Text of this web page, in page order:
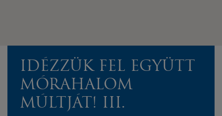
IDÉZZÜK FEL EGYÜTT
MÓRAHALOM
MÚLTJÁT! III.